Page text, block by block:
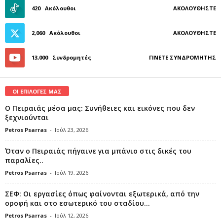
420 Ακόλουθοι ΑΚΟΛΟΥΘΉΣΤΕ
2,060 Ακόλουθοι ΑΚΟΛΟΥΘΉΣΤΕ
13,000 Συνδρομητές ΓΊΝΕΤΕ ΣΥΝΔΡΟΜΗΤΉΣ
ΟΙ ΕΠΙΛΟΓΕΣ ΜΑΣ
Ο Πειραιάς μέσα μας: Συνήθειες και εικόνες που δεν
ξεχνιούνται
Petros Psarras - Ιούλ 23, 2026
Όταν ο Πειραιάς πήγαινε για μπάνιο στις δικές του
παραλίες..
Petros Psarras - Ιούλ 19, 2026
ΣΕΦ: Οι εργασίες όπως φαίνονται εξωτερικά, από την
οροφή και στο εσωτερικό του σταδίου...
Petros Psarras - Ιούλ 12, 2026